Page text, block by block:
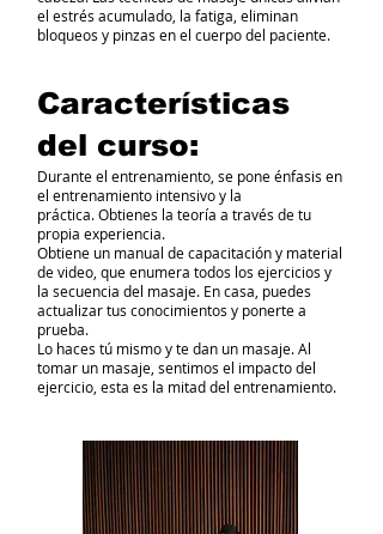
el estrés acumulado, la fatiga, eliminan
bloqueos y pinzas en el cuerpo del paciente.
Características
del curso:
Durante el entrenamiento, se pone énfasis en
el entrenamiento intensivo y la
práctica. Obtienes la teoría a través de tu
propia experiencia.
Obtiene un manual de capacitación y material
de video, que enumera todos los ejercicios y
la secuencia del masaje. En casa, puedes
actualizar tus conocimientos y ponerte a
prueba.
Lo haces tú mismo y te dan un masaje. Al
tomar un masaje, sentimos el impacto del
ejercicio, esta es la mitad del entrenamiento.